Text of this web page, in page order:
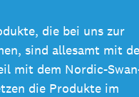
die bei uns zur
sind allesamt mit
mit dem Nordic-
die Produkte im